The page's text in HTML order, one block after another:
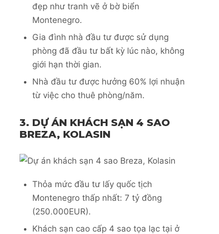
đẹp như tranh vẽ ở bờ biển
Montenegro.
Gia đình nhà đầu tư được sử dụng
phòng đã đầu tư bất kỳ lúc nào, không
giới hạn thời gian.
Nhà đầu tư được hưởng 60% lợi nhuận
từ việc cho thuê phòng/năm.
3. DỰ ÁN KHÁCH SẠN 4 SAO
BREZA, KOLASIN
Thỏa mức đầu tư lấy quốc tịch
Montenegro thấp nhất: 7 tỷ đồng
(250.000EUR).
Khách sạn cao cấp 4 sao tọa lạc tại ở